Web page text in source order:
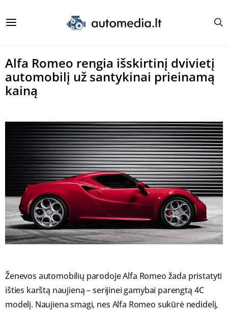
Alfa Romeo rengia išskirtinį dvivietį
automobilį už santykinai prieinamą
kainą
Ženevos automobilių parodoje Alfa Romeo žada pristatyti
išties karštą naujieną – serijinei gamybai parengtą 4C
modelį. Naujiena smagi, nes Alfa Romeo sukūrė nedidelį,